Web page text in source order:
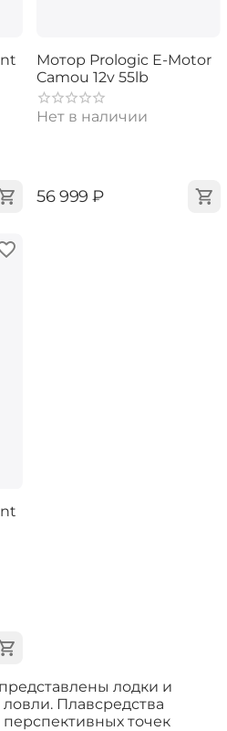
лодки и
Плавсредства
точек
Мотор Prologic E-Motor
Camou 12v 55lb
Нет в наличии
‍56 999‍ ₽